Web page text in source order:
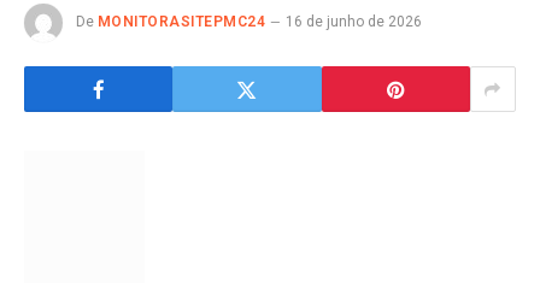
De MONITORASITEPMC24 16 de junho de 2026